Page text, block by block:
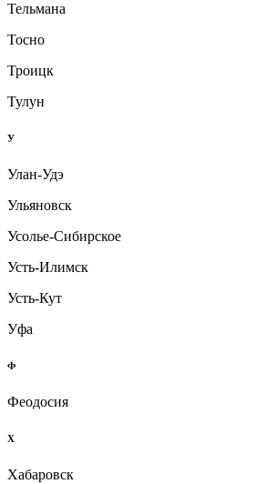
Тельмана
Тосно
Троицк
Тулун
У
Улан-Удэ
Ульяновск
Усолье-Сибирское
Усть-Илимск
Усть-Кут
Уфа
Ф
Феодосия
Х
Хабаровск